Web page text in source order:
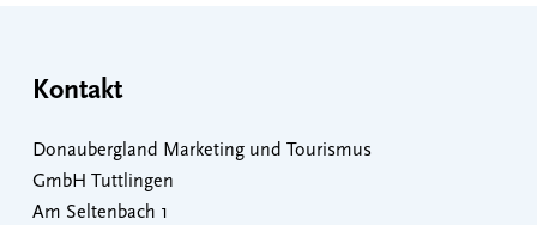
Kontakt
Donaubergland Marketing und Tourismus
GmbH Tuttlingen
Am Seltenbach 1